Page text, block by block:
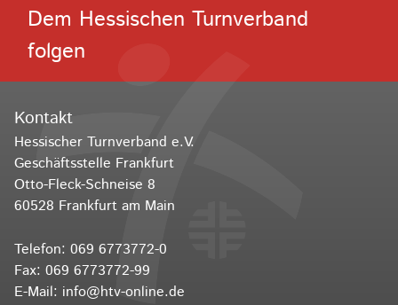
Dem Hessischen Turnverband
folgen
Kontakt
Hessischer Turnverband e.V.
Geschäftsstelle Frankfurt
Otto-Fleck-Schneise 8
60528 Frankfurt am Main
Telefon: 069 6773772-0
Fax: 069 6773772-99
E-Mail: info@htv-online.de